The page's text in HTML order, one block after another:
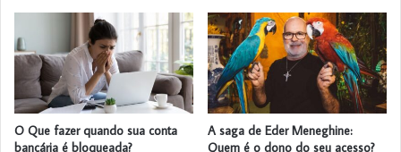
O Que fazer quando sua conta
bancária é bloqueada?
A saga de Eder Meneghine:
Quem é o dono do seu acesso?